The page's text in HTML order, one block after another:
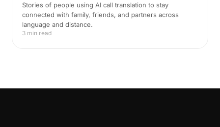
Stories of people using AI call translation to stay
connected with family, friends, and partners across
language and distance.
3 min read